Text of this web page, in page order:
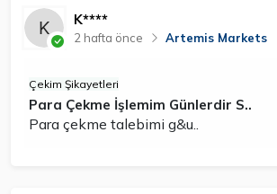
K****
2 hafta önce Artemis Markets
Çekim Şikayetleri
Para Çekme İşlemim Günlerdir S..
Para çekme talebimi g&u..